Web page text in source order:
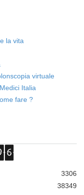
la vita
virtuale
Italia
fare ?
3306
38349